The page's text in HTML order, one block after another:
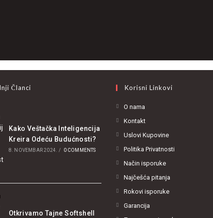
Članci
Kako Veštačka Inteligencija
Kreira Odeću Budućnosti?
8. NOVEMBAR 2024. / 0 COMMENTS
Otkrivamo Tajne Softshell
Korisni Linkovi
O nama
Kontakt
Uslovi Kupovine
Politika Privatnosti
Način isporuke
Najčešća pitanja
Rokovi isporuke
Garancija